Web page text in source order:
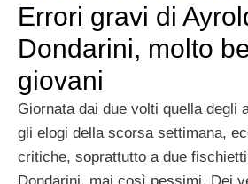
Errori gravi di
Dondarini, molto
giovani
Giornata dai due volti quella degli
gli elogi della scorsa settimana,
critiche, soprattutto a due